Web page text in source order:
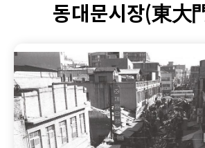
동대문시장(東大